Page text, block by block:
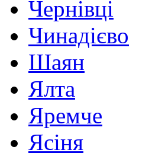
Чернівці
Чинадієво
Шаян
Ялта
Яремче
Ясіня